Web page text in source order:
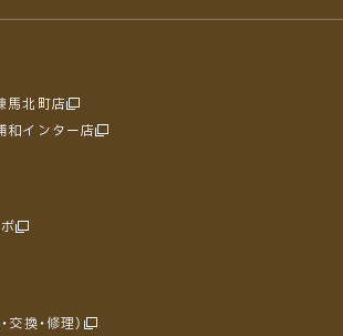
馬北町店
和インター店
換・修理）